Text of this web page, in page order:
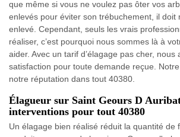
que même si vous ne voulez pas ôter vos
enlevés pour éviter son trébuchement, il doit
enlevé. Cependant, seuls les vrais
réaliser, c’est pourquoi nous sommes là à
aider. Avec un tarif d’élagage pas cher, nous
satisfaction pour toute demande reçue.
notre réputation dans tout 40380.
Élagueur sur Saint Geours D
interventions pour tout 40380
Un élagage bien réalisé réduit la quantité de